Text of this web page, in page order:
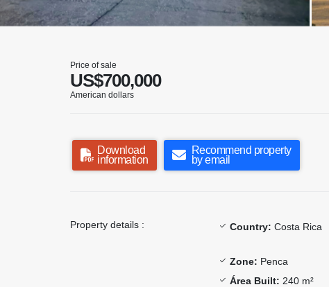
Price of sale
US$700,000
American dollars
Download
information
Recommend property
by email
Property details : Country: Costa Rica
Zone: Penca
Área Built: 240 m²